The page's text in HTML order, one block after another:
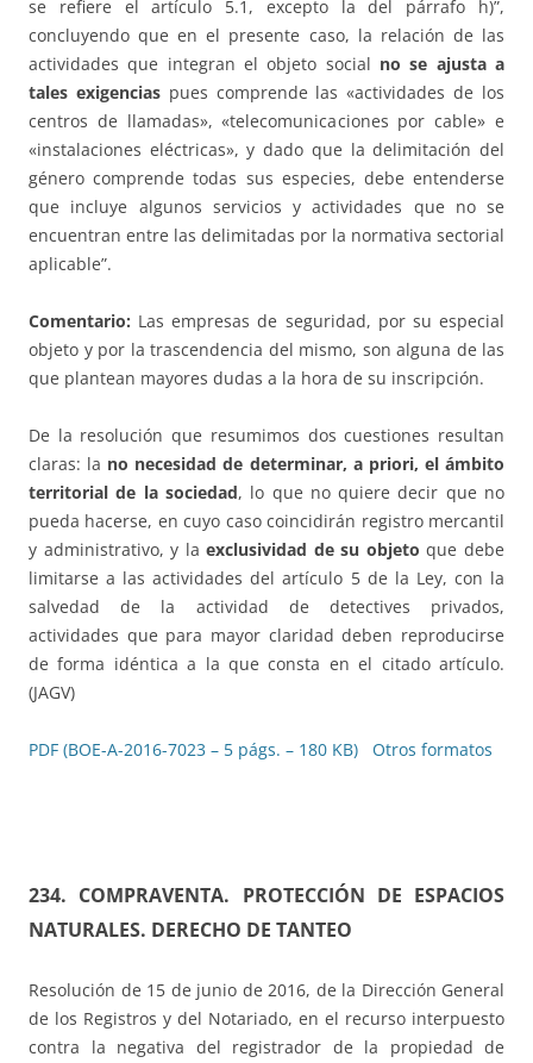
se refiere el artículo 5.1, excepto la del párrafo h)”,
concluyendo que en el presente caso, la relación de las
actividades que integran el objeto social no se ajusta a
tales exigenciaspues comprende las «actividades de los
centros de llamadas», «telecomunicaciones por cable» e
«instalaciones eléctricas», y dado que la delimitación del
género comprende todas sus especies, debe entenderse
que incluye algunos servicios y actividades que no se
encuentran entre las delimitadas por la normativa sectorial
aplicable”.
Comentario: Las empresas de seguridad, por su especial
objeto y por la trascendencia del mismo, son alguna de las
que plantean mayores dudas a la hora de su inscripción.
De la resolución que resumimos dos cuestiones resultan
claras: la no necesidad de determinar, a priori, el ámbito
territorial de la sociedad, lo que no quiere decir que no
pueda hacerse, en cuyo caso coincidirán registro mercantil
y administrativo, y laexclusividad de su objeto que debe
limitarse a las actividades del artículo 5 de la Ley, con la
salvedad de la actividad de detectives privados,
actividades que para mayor claridad deben reproducirse
de forma idéntica a la que consta en el citado artículo.
(JAGV)
PDF (BOE-A-2016-7023 – 5 págs. – 180 KB) Otros formatos
234. COMPRAVENTA. PROTECCIÓN DE ESPACIOS
NATURALES. DERECHO DE TANTEO
Resolución de 15 de junio de 2016, de la Dirección General
de los Registros y del Notariado, en el recurso interpuesto
contra la negativa del registrador de la propiedad de